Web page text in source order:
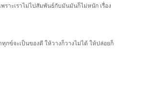
าะเราไม่ไปสัมพันธ์กับมันมันก็ไม่หนัก เรื่อง
กข์จะเป็นของดี ให้วางก็วางไม่ได้ ให้ปล่อยก็